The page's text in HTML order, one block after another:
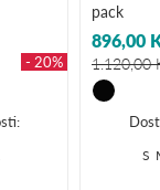
- 20%
pack
896,00
1.120,00
S